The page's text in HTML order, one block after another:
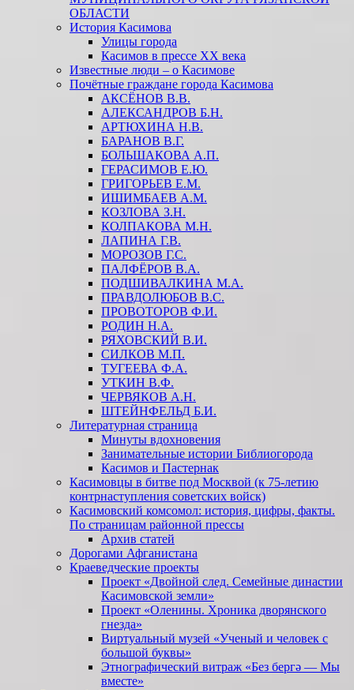
ОБЛАСТИ
История Касимова
Улицы города
Касимов в прессе XX века
Известные люди – о Касимове
Почётные граждане города Касимова
АКСЁНОВ В.В.
АЛЕКСАНДРОВ Б.Н.
АРТЮХИНА Н.В.
БАРАНОВ В.Г.
БОЛЬШАКОВА А.П.
ГЕРАСИМОВ Е.Ю.
ГРИГОРЬЕВ Е.М.
ИШИМБАЕВ А.М.
КОЗЛОВА З.Н.
КОЛПАКОВА М.Н.
ЛАПИНА Г.В.
МОРОЗОВ Г.С.
ПАЛФЁРОВ В.А.
ПОДШИВАЛКИНА М.А.
ПРАВДОЛЮБОВ В.С.
ПРОВОТОРОВ Ф.И.
РОДИН Н.А.
РЯХОВСКИЙ В.И.
СИЛКОВ М.П.
ТУГЕЕВА Ф.А.
УТКИН В.Ф.
ЧЕРВЯКОВ А.Н.
ШТЕЙНФЕЛЬД Б.И.
Литературная страница
Минуты вдохновения
Занимательные истории Библиогорода
Касимов и Пастернак
Касимовцы в битве под Москвой (к 75-летию
контрнаступления советских войск)
Касимовский комсомол: история, цифры, факты.
По страницам районной прессы
Архив статей
Дорогами Афганистана
Краеведческие проекты
Проект «Двойной след. Семейные династии
Касимовской земли»
Проект «Оленины. Хроника дворянского
гнезда»
Виртуальный музей «Ученый и человек с
большой буквы»
Этнографический витраж «Без бергə — Мы
вместе»